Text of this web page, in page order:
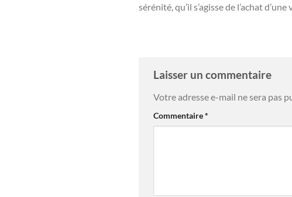
sérénité, qu’il s’agisse de l’achat
Laisser un commentaire
Votre adresse e-mail ne sera pas
Commentaire*